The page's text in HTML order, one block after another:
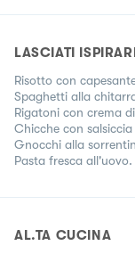
LASCIATI
Risotto con
Spaghetti alla
Rigatoni con crema
Chicche con salsiccia
Gnocchi alla
Pasta fresca all'uovo.
AL.TA CUCINA